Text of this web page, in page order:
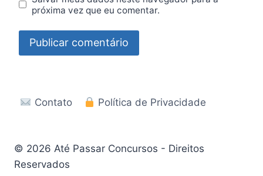
próxima vez que eu comentar.
Contato Política de Privacidade
© 2026 Até Passar Concursos - Direitos
Reservados